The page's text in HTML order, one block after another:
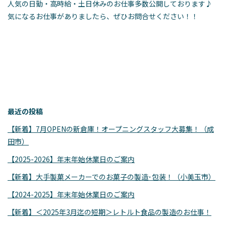
人気の日勤・高時給・土日休みのお仕事多数公開しております♪
気になるお仕事がありましたら、ぜひお問合せください！！
最近の投稿
【新着】7月OPENの新倉庫！オープニングスタッフ大募集！（成
田市）
【2025-2026】年末年始休業日のご案内
【新着】大手製菓メーカーでのお菓子の製造･包装！（小美玉市）
【2024-2025】年末年始休業日のご案内
【新着】＜2025年3月迄の短期＞レトルト食品の製造のお仕事！